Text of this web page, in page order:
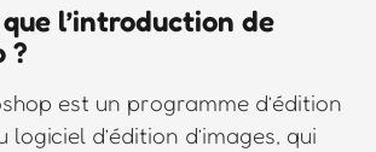
l’introduction de
?
est un programme d’édition
logiciel d’édition d’images, qui